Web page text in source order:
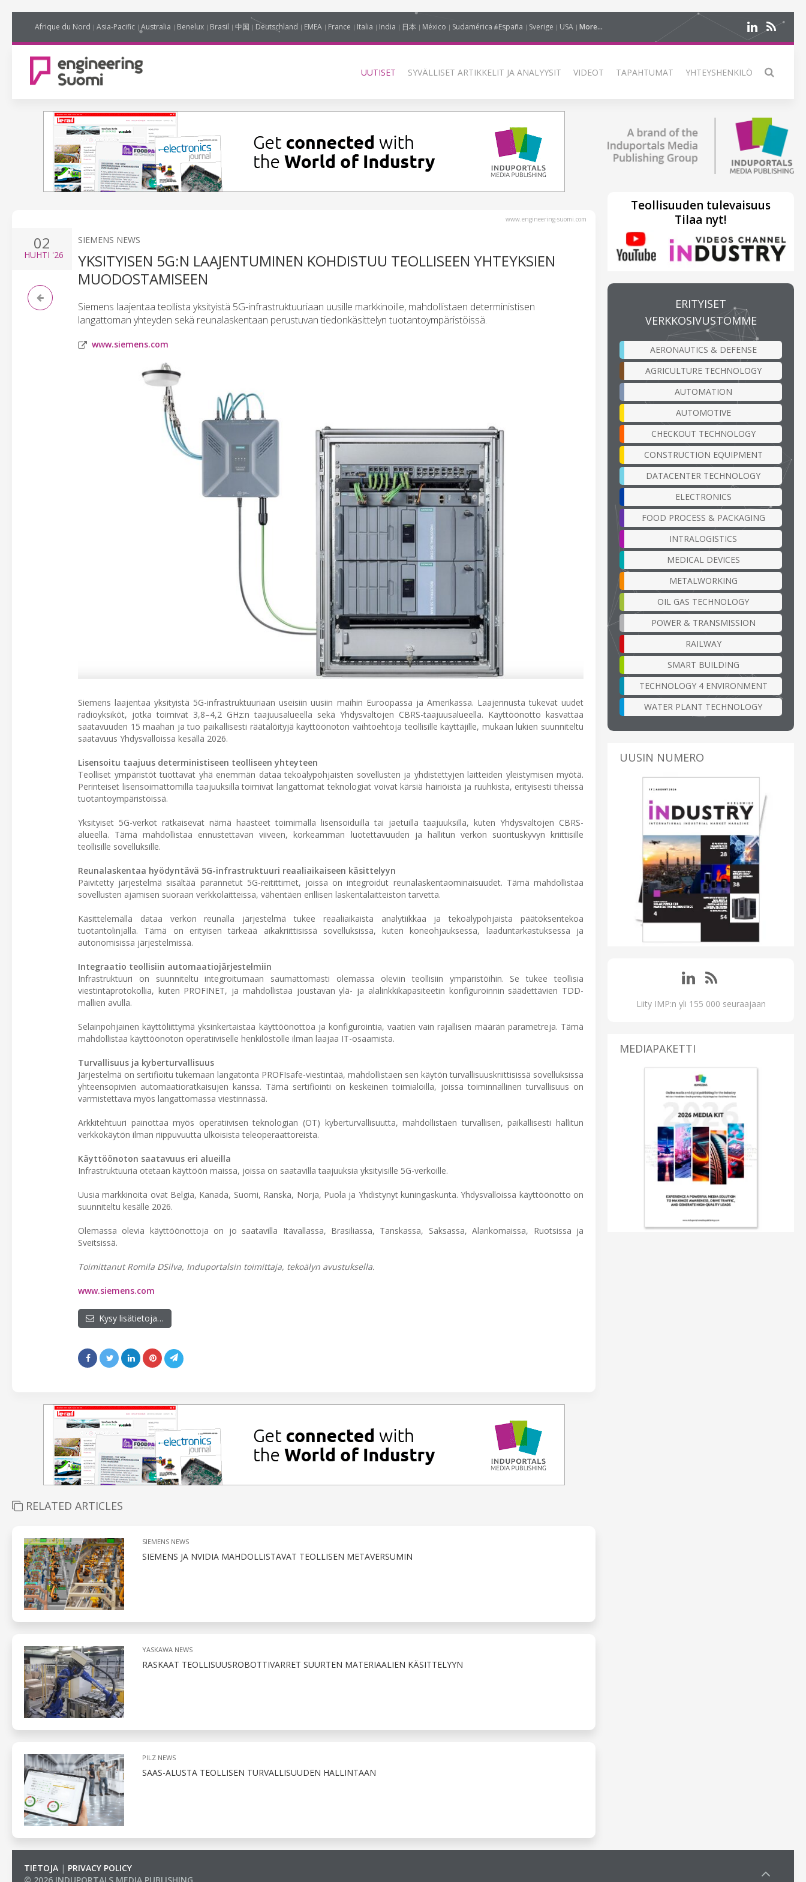
Afrique du Nord Asia-Pacific Australia Benelux Brasil 中国 Deutschland EMEA France Italia India 日本 México Sudamérica / España Sverige USA More...
UUTISET SYVÄLLISET ARTIKKELIT JA ANALYYSIT VIDEOT TAPAHTUMAT YHTEYSHENKILÖ
www.engineering-suomi.com
02
HUHTI '26
SIEMENS NEWS
YKSITYISEN 5G:N LAAJENTUMINEN KOHDISTUU TEOLLISEEN YHTEYKSIEN
MUODOSTAMISEEN
Siemens laajentaa teollista yksityistä 5G-infrastruktuuriaan uusille markkinoille, mahdollistaen deterministisen
langattoman yhteyden sekä reunalaskentaan perustuvan tiedonkäsittelyn tuotantoympäristöissä.
www.siemens.com
Siemens laajentaa yksityistä 5G-infrastruktuuriaan useisiin uusiin maihin Euroopassa ja Amerikassa. Laajennusta tukevat uudet
radioyksiköt, jotka toimivat 3,8–4,2 GHz:n taajuusalueella sekä Yhdysvaltojen CBRS-taajuusalueella. Käyttöönotto kasvattaa
saatavuuden 15 maahan ja tuo paikallisesti räätälöityjä käyttöönoton vaihtoehtoja teollisille käyttäjille, mukaan lukien suunniteltu
saatavuus Yhdysvalloissa kesällä 2026.
Lisensoitu taajuus deterministiseen teolliseen yhteyteen
Teolliset ympäristöt tuottavat yhä enemmän dataa tekoälypohjaisten sovellusten ja yhdistettyjen laitteiden yleistymisen myötä.
Perinteiset lisensoimattomilla taajuuksilla toimivat langattomat teknologiat voivat kärsiä häiriöistä ja ruuhkista, erityisesti tiheissä
tuotantoympäristöissä.
Yksityiset 5G-verkot ratkaisevat nämä haasteet toimimalla lisensoiduilla tai jaetuilla taajuuksilla, kuten Yhdysvaltojen CBRS-
alueella. Tämä mahdollistaa ennustettavan viiveen, korkeamman luotettavuuden ja hallitun verkon suorituskyvyn kriittisille
teollisille sovelluksille.
Reunalaskentaa hyödyntävä 5G-infrastruktuuri reaaliaikaiseen käsittelyyn
Päivitetty järjestelmä sisältää parannetut 5G-reitittimet, joissa on integroidut reunalaskentaominaisuudet. Tämä mahdollistaa
sovellusten ajamisen suoraan verkkolaitteissa, vähentäen erillisen laskentalaitteiston tarvetta.
Käsittelemällä dataa verkon reunalla järjestelmä tukee reaaliaikaista analytiikkaa ja tekoälypohjaista päätöksentekoa
tuotantolinjalla. Tämä on erityisen tärkeää aikakriittisissä sovelluksissa, kuten koneohjauksessa, laaduntarkastuksessa ja
autonomisissa järjestelmissä.
Integraatio teollisiin automaatiojärjestelmiin
Infrastruktuuri on suunniteltu integroitumaan saumattomasti olemassa oleviin teollisiin ympäristöihin. Se tukee teollisia
viestintäprotokollia, kuten PROFINET, ja mahdollistaa joustavan ylä- ja alalinkkikapasiteetin konfiguroinnin säädettävien TDD-
mallien avulla.
Selainpohjainen käyttöliittymä yksinkertaistaa käyttöönottoa ja konfigurointia, vaatien vain rajallisen määrän parametreja. Tämä
mahdollistaa käyttöönoton operatiiviselle henkilöstölle ilman laajaa IT-osaamista.
Turvallisuus ja kyberturvallisuus
Järjestelmä on sertifioitu tukemaan langatonta PROFIsafe-viestintää, mahdollistaen sen käytön turvallisuuskriittisissä sovelluksissa
yhteensopivien automaatioratkaisujen kanssa. Tämä sertifiointi on keskeinen toimialoilla, joissa toiminnallinen turvallisuus on
varmistettava myös langattomassa viestinnässä.
Arkkitehtuuri painottaa myös operatiivisen teknologian (OT) kyberturvallisuutta, mahdollistaen turvallisen, paikallisesti hallitun
verkkokäytön ilman riippuvuutta ulkoisista teleoperaattoreista.
Käyttöönoton saatavuus eri alueilla
Infrastruktuuria otetaan käyttöön maissa, joissa on saatavilla taajuuksia yksityisille 5G-verkoille.
Uusia markkinoita ovat Belgia, Kanada, Suomi, Ranska, Norja, Puola ja Yhdistynyt kuningaskunta. Yhdysvalloissa käyttöönotto on
suunniteltu kesälle 2026.
Olemassa olevia käyttöönottoja on jo saatavilla Itävallassa, Brasiliassa, Tanskassa, Saksassa, Alankomaissa, Ruotsissa ja
Sveitsissä.
Toimittanut Romila DSilva, Induportalsin toimittaja, tekoälyn avustuksella.
www.siemens.com
Kysy lisätietoja…
RELATED ARTICLES
SIEMENS NEWS
SIEMENS JA NVIDIA MAHDOLLISTAVAT TEOLLISEN METAVERSUMIN
YASKAWA NEWS
RASKAAT TEOLLISUUSROBOTTIVARRET SUURTEN MATERIAALIEN KÄSITTELYYN
PILZ NEWS
SAAS-ALUSTA TEOLLISEN TURVALLISUUDEN HALLINTAAN
Teollisuuden tulevaisuus
Tilaa nyt!
ERITYISET
VERKKOSIVUSTOMME
AERONAUTICS & DEFENSE
AGRICULTURE TECHNOLOGY
AUTOMATION
AUTOMOTIVE
CHECKOUT TECHNOLOGY
CONSTRUCTION EQUIPMENT
DATACENTER TECHNOLOGY
ELECTRONICS
FOOD PROCESS & PACKAGING
INTRALOGISTICS
MEDICAL DEVICES
METALWORKING
OIL GAS TECHNOLOGY
POWER & TRANSMISSION
RAILWAY
SMART BUILDING
TECHNOLOGY 4 ENVIRONMENT
WATER PLANT TECHNOLOGY
UUSIN NUMERO
Liity IMP:n yli 155 000 seuraajaan
MEDIAPAKETTI
TIETOJA | PRIVACY POLICY